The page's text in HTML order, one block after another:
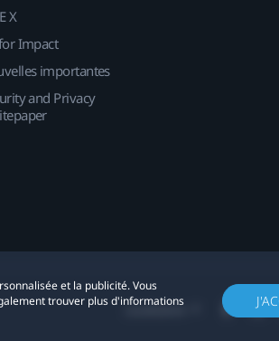
et la publicité. Vous
trouver plus d'informations
X
Impact
importantes
and Privacy
Localisation